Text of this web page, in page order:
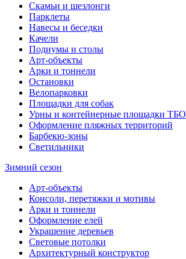
Скамьи и шезлонги
Парклеты
Навесы и беседки
Качели
Подиумы и столы
Арт-объекты
Арки и тоннели
Остановки
Велопарковки
Площадки для собак
Урны и контейнерные площадки ТБО
Оформление пляжных территорий
Барбекю-зоны
Светильники
Зимний сезон
Арт-объекты
Консоли, перетяжки и мотивы
Арки и тоннели
Оформление елей
Украшение деревьев
Световые потолки
Архитектурный конструктор